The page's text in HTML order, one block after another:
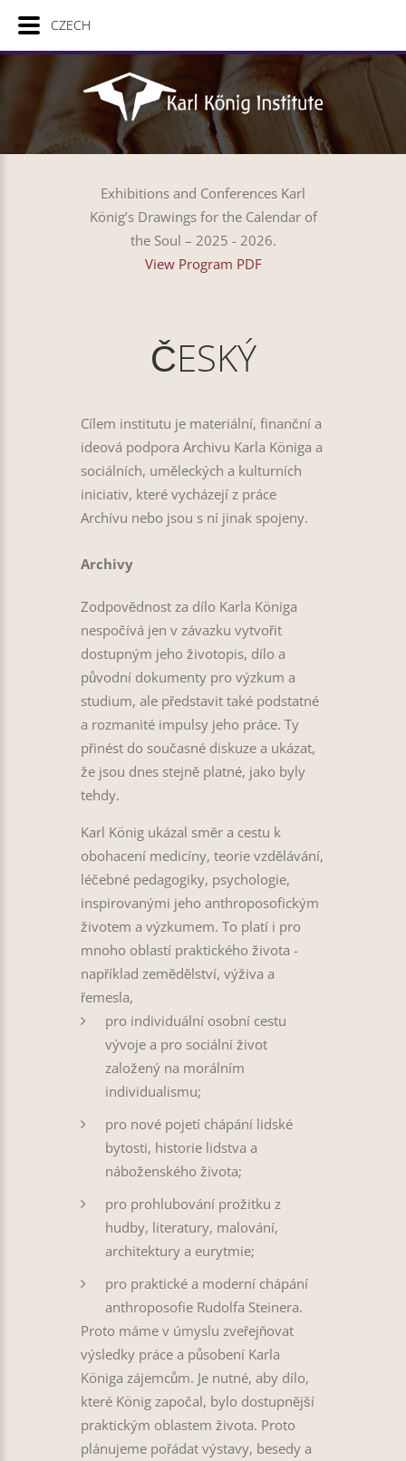
Exhibitions and Conferences Karl
König’s Drawings for the Calendar of
the Soul – 2025 - 2026.
View Program PDF
ČESKÝ
Cílem institutu je materiální, finanční a
ideová podpora Archivu Karla Königa a
sociálních, uměleckých a kulturních
iniciativ, které vycházejí z práce
Archívu nebo jsou s ní jinak spojeny.
Archivy
Zodpovědnost za dílo Karla Königa
nespočívá jen v závazku vytvořit
dostupným jeho životopis, dílo a
původní dokumenty pro výzkum a
studium, ale představit také podstatné
a rozmanité impulsy jeho práce. Ty
přinést do současné diskuze a ukázat,
že jsou dnes stejně platné, jako byly
tehdy.
Karl König ukázal směr a cestu k
obohacení medicíny, teorie vzdělávání,
léčebné pedagogiky, psychologie,
inspirovanými jeho anthroposofickým
životem a výzkumem. To platí i pro
mnoho oblastí praktického života -
například zemědělství, výživa a
řemesla,
pro individuální osobní cestu
vývoje a pro sociální život
založený na morálním
individualismu;
pro nové pojetí chápání lidské
bytosti, historie lidstva a
náboženského života;
pro prohlubování prožitku z
hudby, literatury, malování,
architektury a eurytmie;
pro praktické a moderní chápání
anthroposofie Rudolfa Steinera.
Proto máme v úmyslu zveřejňovat
výsledky práce a působení Karla
Königa zájemcům. Je nutné, aby dílo,
které König započal, bylo dostupnější
praktickým oblastem života. Proto
plánujeme pořádat výstavy, besedy a
CZECH